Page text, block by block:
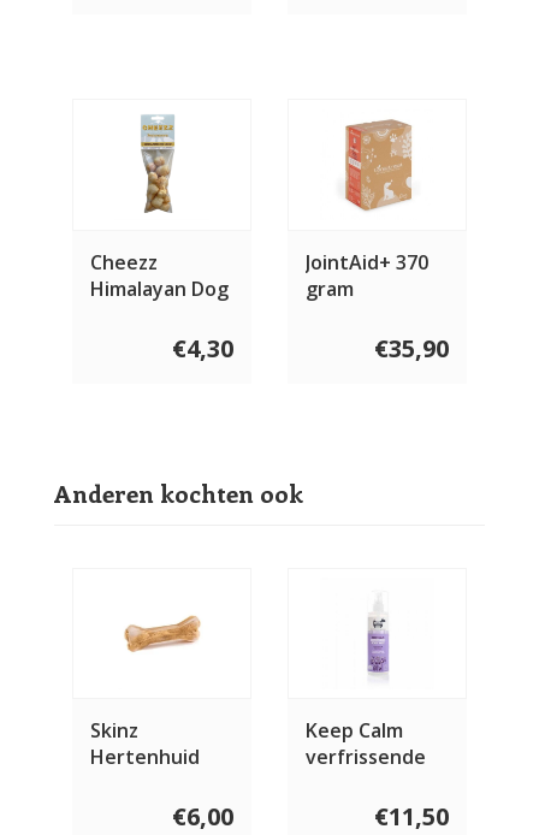
Cheezz
Himalayan Dog
€4,30
JointAid+ 370
gram
€35,90
Anderen kochten ook
Skinz
Hertenhuid
€6,00
Keep Calm
verfrissende
€11,50